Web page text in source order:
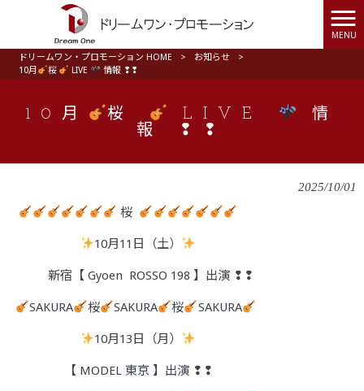
MENU
ドリームワン・プロモーション HOME > お知らせ
>
10月
桜 LIVE 情報 ❢❢
10月 桜 LIVE
情
報 ❢❢
2025/10/01
桜
10月11日（土）
新宿【 Gyoen ROSSO 198 】出演 ❢❢
SAKURA 桜 SAKURA 桜 SAKURA
10月13日（月）
【 MODEL 東京 】出演 ❢❢